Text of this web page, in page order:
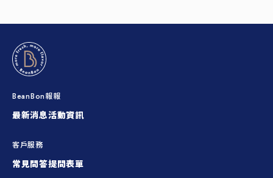
BeanBon報報
最新消息活動資訊
客戶服務
常見問答提問表單